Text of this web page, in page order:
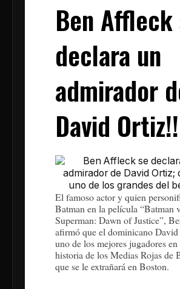
Ben Affleck
declara un
admirador
David Ortiz!!
El famoso actor y quien
Batman en la película “Batman
Superman: Dawn of Justice”,
afirmó que el dominicano David
uno de los mejores jugadores en
historia de los Medias Rojas de
que se le extrañará en Boston.